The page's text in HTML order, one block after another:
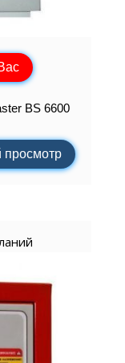
BS 6600
просмотр